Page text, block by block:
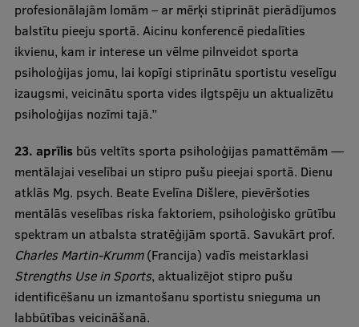
Virtuālā tūre
Ilgtspējīga attīstība
Studiju un vides pieejamība
Dati par 2025. gadu
Suvenīri un grāmatas
Mūžizglītība
Ētikas un līdztiesības mācības
Atvērtā universitāte
profesionālajām lomām – ar mērķi stiprināt pierādījumos
balstītu pieeju sportā. Aicinu konferencē piedalīties
ikvienu, kam ir interese un vēlme pilnveidot sporta
psiholoģijas jomu, lai kopīgi stiprinātu sportistu veselīgu
izaugsmi, veicinātu sporta vides ilgtspēju un aktualizētu
psiholoģijas nozīmi tajā.”
23. aprīlisbūs veltīts sporta psiholoģijas pamattēmām —
mentālajai veselībai un stipro pušu pieejai sportā. Dienu
atklās Mg. psych. Beate Evelīna Dišlere, pievēršoties
mentālās veselības riska faktoriem, psiholoģisko grūtību
spektram un atbalsta stratēģijām sportā. Savukārt prof.
Charles Martin-Krumm(Francija) vadīs meistarklasi
Strengths Use in Sports, aktualizējot stipro pušu
identificēšanu un izmantošanu sportistu snieguma un
labbūtības veicināšanā.